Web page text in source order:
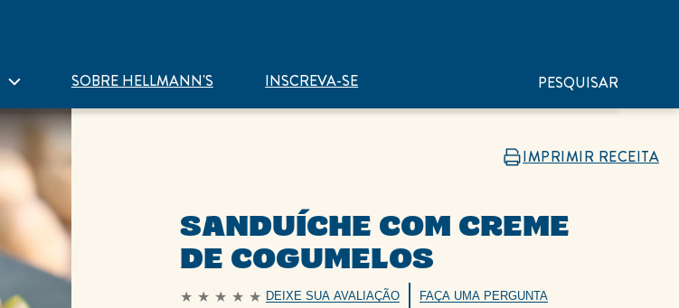
SOBRE HELLMANN'S INSCREVA-SE PESQUISAR
IMPRIMIR RECEITA
SANDUÍCHE COM CREME
DE COGUMELOS
Nenhuma
DEIXE SUA AVALIAÇÃO FAÇA UMA PERGUNTA